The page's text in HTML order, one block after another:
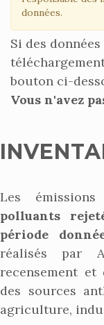
données.
Si des
bouton ci-
Vous n'avez
Les
polluants
période
réalisés par
recensement et
des sources
agriculture,